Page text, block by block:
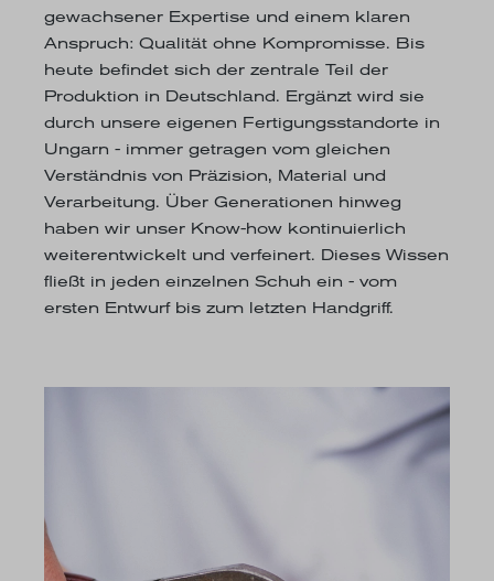
gewachsener Expertise und einem klaren
Anspruch: Qualität ohne Kompromisse. Bis
heute befindet sich der zentrale Teil der
Produktion in Deutschland. Ergänzt wird sie
durch unsere eigenen Fertigungsstandorte in
Ungarn - immer getragen vom gleichen
Verständnis von Präzision, Material und
Verarbeitung. Über Generationen hinweg
haben wir unser Know-how kontinuierlich
weiterentwickelt und verfeinert. Dieses Wissen
fließt in jeden einzelnen Schuh ein - vom
ersten Entwurf bis zum letzten Handgriff.